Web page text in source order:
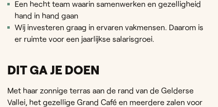
Een hecht team waarin samenwerken en gezelligheid
hand in hand gaan
Wij investeren graag in ervaren vakmensen. Daarom is
er ruimte voor een jaarlijkse salarisgroei.
DIT GA JE DOEN
Met haar zonnige terras aan de rand van de Gelderse
Vallei, het gezellige Grand Café en meerdere zalen voor